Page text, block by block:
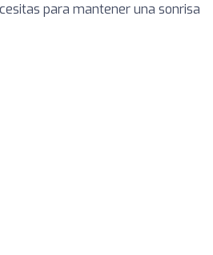
para mantener una sonrisa